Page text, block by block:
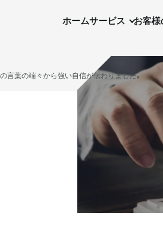
ホームサービス お客
実需用戸建・
実需用戸建・
お客様の声 書籍・メディアセミナ
言葉の端々から強い自信が伝わりました。